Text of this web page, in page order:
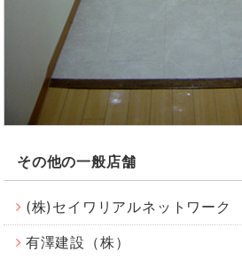
その他の一般店舗
(株)セイワリアルネットワーク
有澤建設（株）